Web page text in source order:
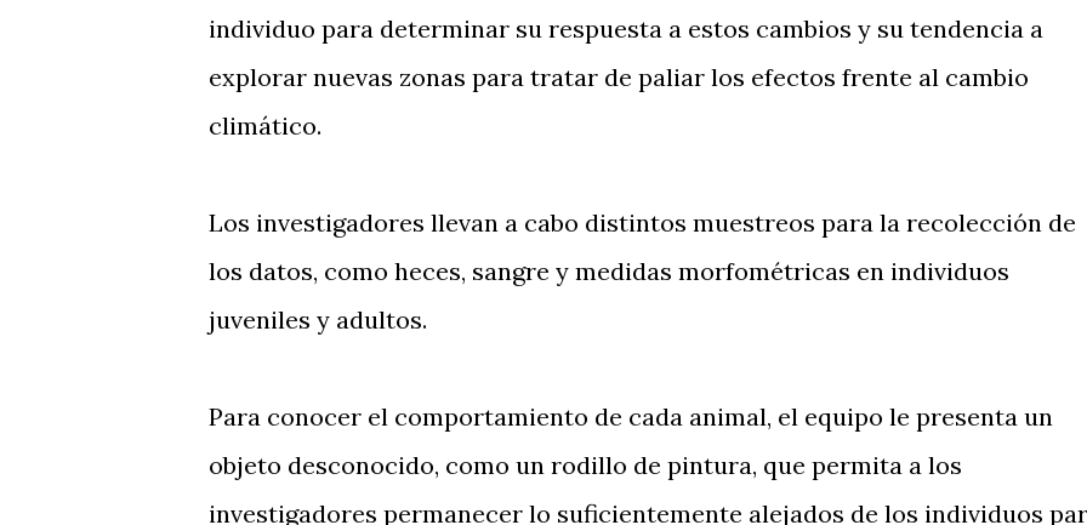
individuo para determinar su respuesta a estos cambios y su tendencia a
explorar nuevas zonas para tratar de paliar los efectos frente al cambio
climático.
Los investigadores llevan a cabo distintos muestreos para la recolección de
los datos, como heces, sangre y medidas morfométricas en individuos
juveniles y adultos.
Para conocer el comportamiento de cada animal, el equipo le presenta un
objeto desconocido, como un rodillo de pintura, que permita a los
investigadores permanecer lo suficientemente alejados de los individuos